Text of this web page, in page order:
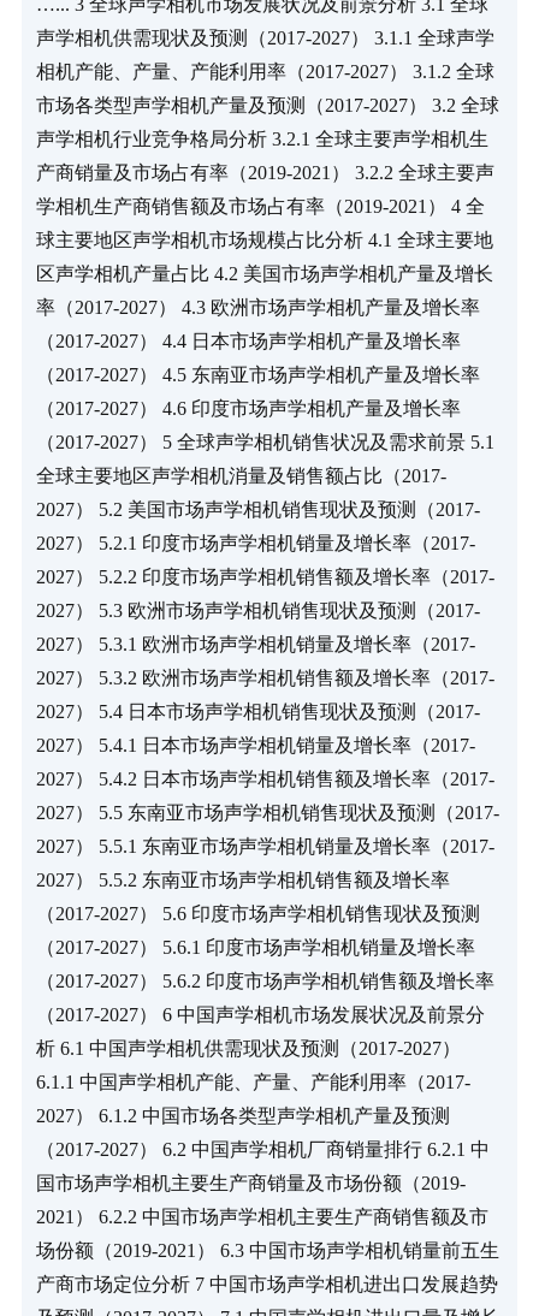
…... 3 全球声学相机市场发展状况及前景分析 3.1 全球
声学相机供需现状及预测（2017-2027） 3.1.1 全球声学
相机产能、产量、产能利用率（2017-2027） 3.1.2 全球
市场各类型声学相机产量及预测（2017-2027） 3.2 全球
声学相机行业竞争格局分析 3.2.1 全球主要声学相机生
产商销量及市场占有率（2019-2021） 3.2.2 全球主要声
学相机生产商销售额及市场占有率（2019-2021） 4 全
球主要地区声学相机市场规模占比分析 4.1 全球主要地
区声学相机产量占比 4.2 美国市场声学相机产量及增长
率（2017-2027） 4.3 欧洲市场声学相机产量及增长率
（2017-2027） 4.4 日本市场声学相机产量及增长率
（2017-2027） 4.5 东南亚市场声学相机产量及增长率
（2017-2027） 4.6 印度市场声学相机产量及增长率
（2017-2027） 5 全球声学相机销售状况及需求前景 5.1
全球主要地区声学相机消量及销售额占比（2017-
2027） 5.2 美国市场声学相机销售现状及预测（2017-
2027） 5.2.1 印度市场声学相机销量及增长率（2017-
2027） 5.2.2 印度市场声学相机销售额及增长率（2017-
2027） 5.3 欧洲市场声学相机销售现状及预测（2017-
2027） 5.3.1 欧洲市场声学相机销量及增长率（2017-
2027） 5.3.2 欧洲市场声学相机销售额及增长率（2017-
2027） 5.4 日本市场声学相机销售现状及预测（2017-
2027） 5.4.1 日本市场声学相机销量及增长率（2017-
2027） 5.4.2 日本市场声学相机销售额及增长率（2017-
2027） 5.5 东南亚市场声学相机销售现状及预测（2017-
2027） 5.5.1 东南亚市场声学相机销量及增长率（2017-
2027） 5.5.2 东南亚市场声学相机销售额及增长率
（2017-2027） 5.6 印度市场声学相机销售现状及预测
（2017-2027） 5.6.1 印度市场声学相机销量及增长率
（2017-2027） 5.6.2 印度市场声学相机销售额及增长率
（2017-2027） 6 中国声学相机市场发展状况及前景分
析 6.1 中国声学相机供需现状及预测（2017-2027）
6.1.1 中国声学相机产能、产量、产能利用率（2017-
2027） 6.1.2 中国市场各类型声学相机产量及预测
（2017-2027） 6.2 中国声学相机厂商销量排行 6.2.1 中
国市场声学相机主要生产商销量及市场份额（2019-
2021） 6.2.2 中国市场声学相机主要生产商销售额及市
场份额（2019-2021） 6.3 中国市场声学相机销量前五生
产商市场定位分析 7 中国市场声学相机进出口发展趋势